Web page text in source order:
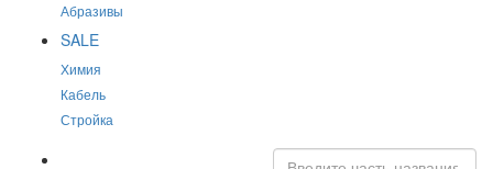
Абразивы
SALE
Химия
Кабель
Стройка